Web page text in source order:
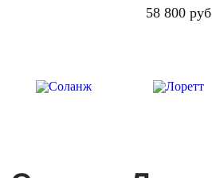
58 800 руб